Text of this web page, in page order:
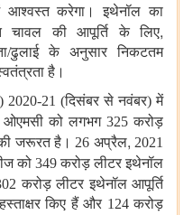
आश्वस्त करेगा। इथेनॉल का
चावल की आपूर्ति के लिए,
ढुलाई के अनुसार निकटतम
है।
2020-21 (दिसंबर से नवंबर) में
ओएमसी को लगभग 325 करोड़
की जरूरत है। 26 अप्रैल,2021
को 349 करोड़ लीटर इथेनॉल
करोड़ लीटर इथेनॉल आपूर्ति
किए हैं और 124 करोड़